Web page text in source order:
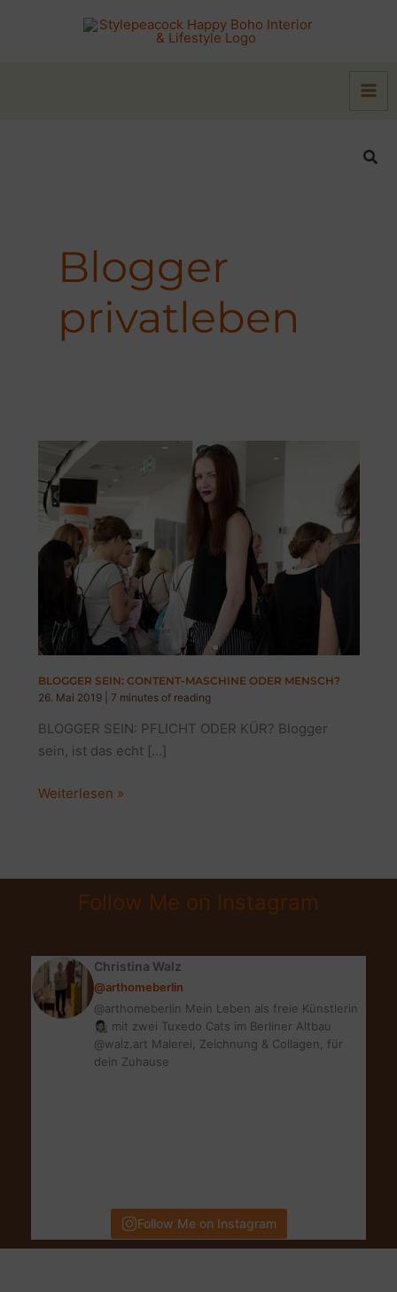
Blogger
privatleben
BLOGGER SEIN: CONTENT-MASCHINE ODER MENSCH?
26. Mai 2019
7 minutes of reading
BLOGGER SEIN: PFLICHT ODER KÜR? Blogger
sein, ist das echt […]
BLOGGER
ODER
MENSCH?
Weiterlesen »
Follow Me on Instagram
Christina Walz
@arthomeberlin
@arthomeberlin Mein Leben als freie Künstlerin
👩🏻‍🎨 mit zwei Tuxedo Cats im Berliner Altbau
@walz.art Malerei, Zeichnung & Collagen, für
dein Zuhause
Follow Me on Instagram